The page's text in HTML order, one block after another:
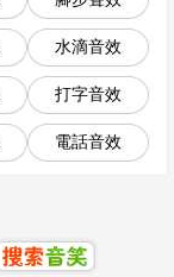
水滴音效
打字音效
電話音效